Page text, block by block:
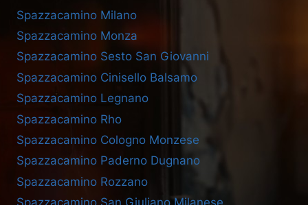
Spazzacamino Milano
Spazzacamino Monza
Spazzacamino Sesto San Giovanni
Spazzacamino Cinisello Balsamo
Spazzacamino Legnano
Spazzacamino Rho
Spazzacamino Cologno Monzese
Spazzacamino Paderno Dugnano
Spazzacamino Rozzano